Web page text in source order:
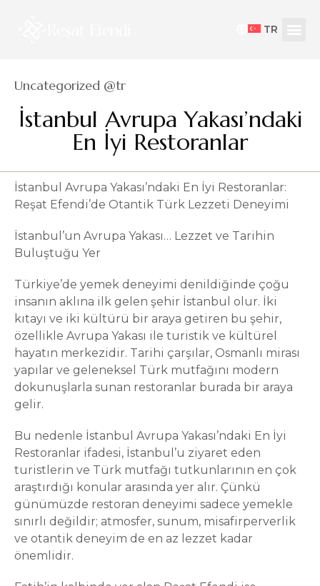
TR
İstanbul Avrupa Yakası’ndaki
En İyi Restoranlar
Category
Uncategorized @tr
İstanbul Avrupa Yakası’ndaki En İyi Restoranlar:
Reşat Efendi’de Otantik Türk Lezzeti Deneyimi
İstanbul’un Avrupa Yakası… Lezzet ve Tarihin
Buluştuğu Yer
Türkiye’de yemek deneyimi denildiğinde çoğu
insanın aklına ilk gelen şehir İstanbul olur. İki
kıtayı ve iki kültürü bir araya getiren bu şehir,
özellikle Avrupa Yakası ile turistik ve kültürel
hayatın merkezidir. Tarihi çarşılar, Osmanlı mirası
yapılar ve geleneksel Türk mutfağını modern
dokunuşlarla sunan restoranlar burada bir araya
gelir.
Bu nedenle İstanbul Avrupa Yakası’ndaki En İyi
Restoranlar ifadesi, İstanbul’u ziyaret eden
turistlerin ve Türk mutfağı tutkunlarının en çok
araştırdığı konular arasında yer alır. Çünkü
günümüzde restoran deneyimi sadece yemekle
sınırlı değildir; atmosfer, sunum, misafirperverlik
ve otantik deneyim de en az lezzet kadar
önemlidir.